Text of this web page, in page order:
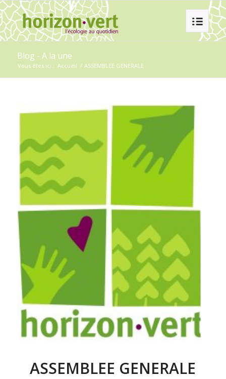
Blog - A la une
Vous êtes ici : Accueil / ASSEMBLEE GENERALE
ASSEMBLEE GENERALE